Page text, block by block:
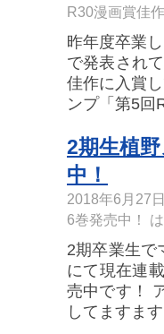
R30漫画賞佳
昨年度卒業
で発表され
佳作に入賞
ンプ「第5
2期生植
中！
2018年6月27
6巻発売中！ は
2期卒業生で
にて現在連
売中です！
してますま